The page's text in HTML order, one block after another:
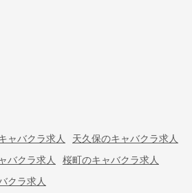
ャバクラ求人
天久保のキャバクラ求人
バクラ求人
桜町のキャバクラ求人
クラ求人